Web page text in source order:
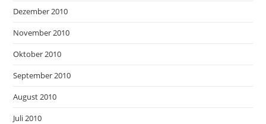
Dezember 2010
November 2010
Oktober 2010
September 2010
August 2010
Juli 2010